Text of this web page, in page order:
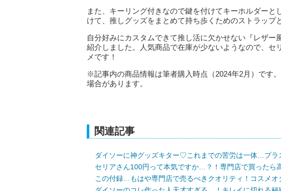
また、キーリング付きなので鍵を付けてキーホルダー
けて、推しグッズをまとめて持ち歩くためのストラップ
自分好みにカスタムできて推し活に欠かせない『レザ
紹介しました。人気商品で在庫が少ないようなので、セ
メです！
※記事内の商品情報は筆者購入時点（2024年2月）です
場合があります。
関連記事
ダイソーに神グッズキター♡これまでの苦労は一体…プラ
セリアさん100円って本気ですか…？！専門店で買ったら
この付録…もはや専門店で売るべきクオリティ！コスメオ